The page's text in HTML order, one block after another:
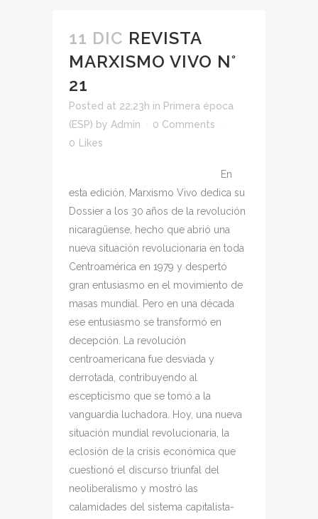
11 DIC REVISTA
MARXISMO VIVO N°
21
Posted at 22:23h in Primera época
(ESP) by Admin
0 Comments
0
Likes
En
esta edición, Marxismo Vivo dedica su
Dossier a los 30 años de la revolución
nicaragüense, hecho que abrió una
nueva situación revolucionaria en toda
Centroamérica en 1979 y despertó
gran entusiasmo en el movimiento de
masas mundial. Pero en una década
ese entusiasmo se transformó en
decepción. La revolución
centroamericana fue desviada y
derrotada, contribuyendo al
escepticismo que se tomó a la
vanguardia luchadora. Hoy, una nueva
situación mundial revolucionaria, la
eclosión de la crisis económica que
cuestionó el discurso triunfal del
neoliberalismo y mostró las
calamidades del sistema capitalista-